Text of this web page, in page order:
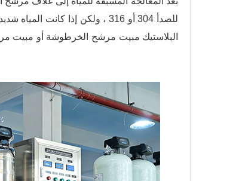
للصدأ 304 أو 316 ، ولكن إذا